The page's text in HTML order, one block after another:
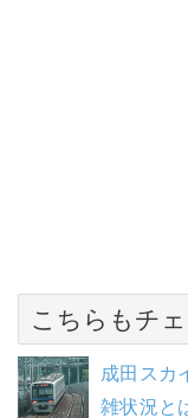
こちらもチ
成田スカ
雑状況と